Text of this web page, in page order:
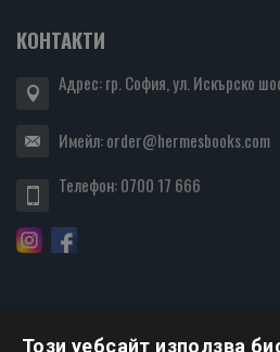
КОНТАКТИ
Адрес: гр. София, ул. Искърско
Имейл:order@hermesbooks.com
Телефон:0700 17 666
Този уебсайт използва